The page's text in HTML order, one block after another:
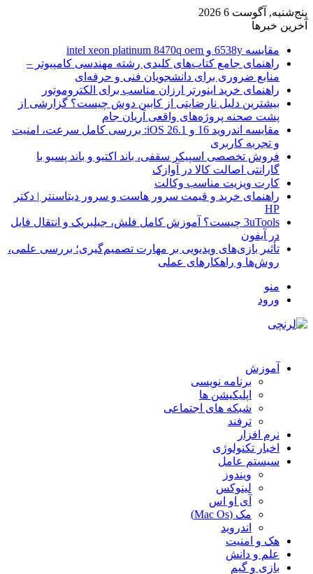
پنج‌شنبه, آگوست 6 2026
آخرین خبرها
مقایسه 6538y و intel xeon platinum 8470q oem
راهنمای جامع کتاب‌های کلیدی رشته مهندسی کامپیوتر –
منابع ضروری برای دانشجویان فنی و حرفه‌ای
راهنمای خرید اینورتر ارزان مناسب برای الکتروموتور
بیشترین دلیل نارضایتی از کابین دوش چیست؟ گزارشی از
پشت صحنه پروژه‌های واقعی آریان جام
مقایسه اندروید 16 و iOS 26.1: بررسی کامل سرعت، امنیت
و تجربه کاربری
فروش تخصصی اسپیکر سقفی، باند اکتیو و باند پسیو با
گارانتی اصالت کالا در آوازک
کارت ویزیت مناسب وکالت
راهنمای خرید و قیمت سرور هاست و سرور دیتاسنتر | دکتر
HP
3uTools چیست؟ آموزش کامل فلش، جیلبریک و انتقال فایل
در آیفون
تأثیر بازی‌های ویدیویی بر مهارت تصمیم‌گیری؛ بررسی علمی،
روش‌ها و راهکارهای عملی
منو
ورود
آموزش
برنامه نویسی
اپلیکیشن ها
شبکه های اجتماعی
ترفند
نرم افزار
اخبار تکنولوژی
سیستم عامل
ویندوز
لینوکس
آی او اس
مک (Mac Os)
اندروید
هک و امنیت
علم و دانش
بازی و گیم